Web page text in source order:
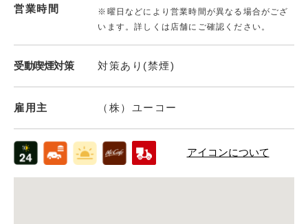
営業時間
※曜日などにより営業時間が異なる場合がござ
います。詳しくは店舗にご確認ください。
受動喫煙対策 対策あり(禁煙)
雇用主 （株）ユーコー
アイコンについて